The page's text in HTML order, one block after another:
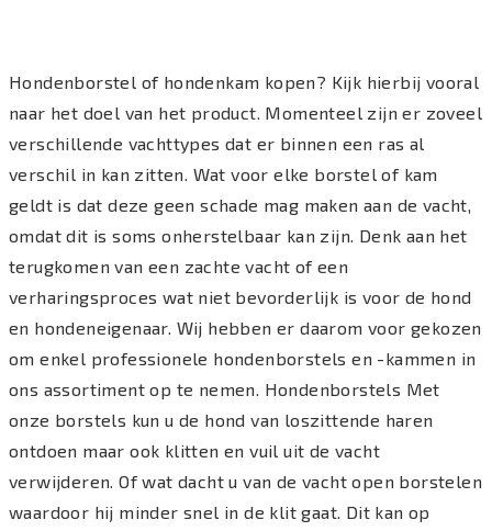
Hondenborstel of hondenkam kopen? Kijk hierbij vooral
naar het doel van het product. Momenteel zijn er zoveel
verschillende vachttypes dat er binnen een ras al
verschil in kan zitten. Wat voor elke borstel of kam
geldt is dat deze geen schade mag maken aan de vacht,
omdat dit is soms onherstelbaar kan zijn. Denk aan het
terugkomen van een zachte vacht of een
verharingsproces wat niet bevorderlijk is voor de hond
en hondeneigenaar. Wij hebben er daarom voor gekozen
om enkel professionele hondenborstels en -kammen in
ons assortiment op te nemen. Hondenborstels Met
onze borstels kun u de hond van loszittende haren
ontdoen maar ook klitten en vuil uit de vacht
verwijderen. Of wat dacht u van de vacht open borstelen
waardoor hij minder snel in de klit gaat. Dit kan op